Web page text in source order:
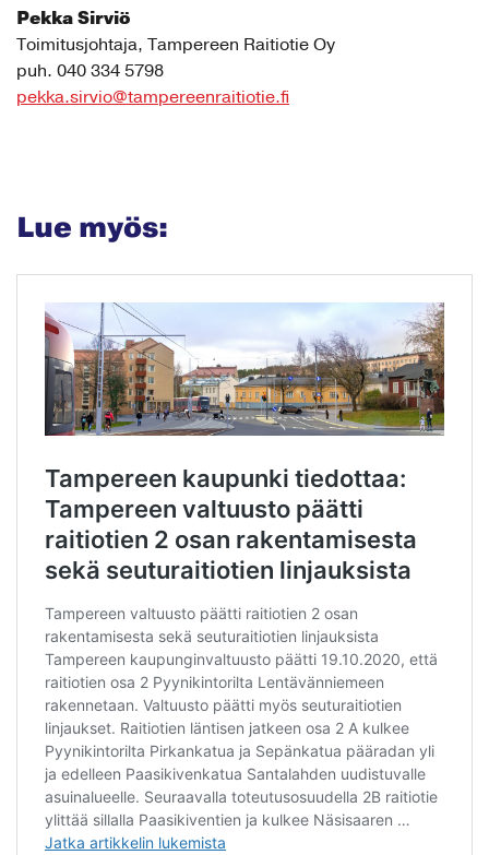
Pekka Sirviö
Toimitusjohtaja, Tampereen Raitiotie Oy
puh. 040 334 5798
pekka.sirvio@tampereenraitiotie.fi
Lue myös: